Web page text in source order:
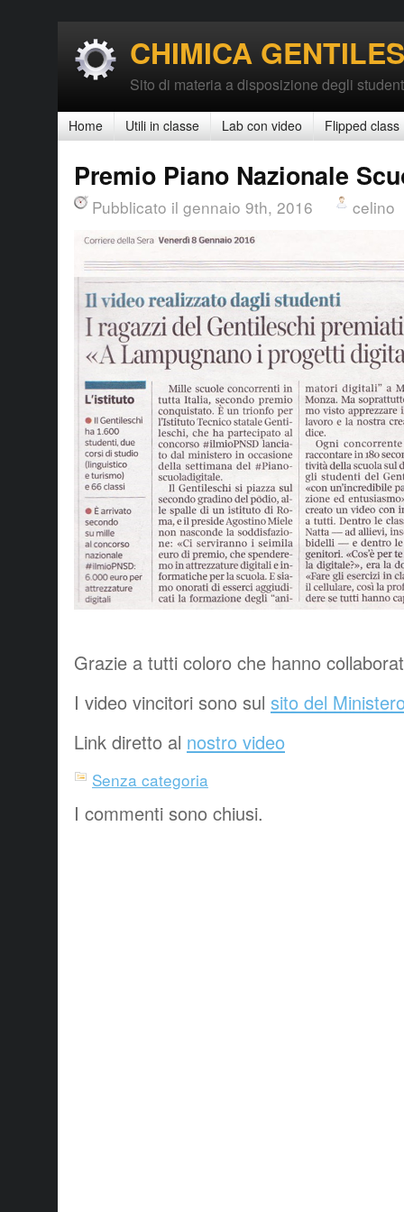
CHIMICA
Sito di materia a disposizione degli
Home Utili in classe Lab con video Flipped class
Premio Piano Nazionale
Pubblicato il gennaio 9th, 2016 celino
Grazie a tutti coloro che hanno
I video vincitori sono sul sito del
Link diretto al nostro video
Senza categoria
I commenti sono chiusi.